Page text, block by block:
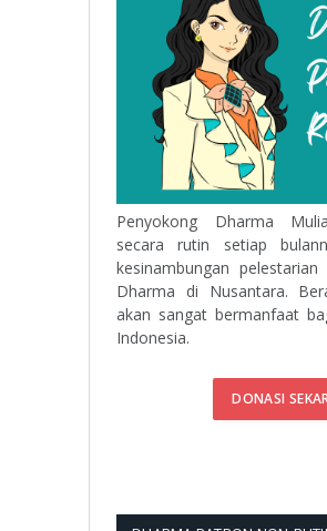
Penyokong Dharma
secara rutin setiap
kesinambungan
Dharma di Nusantara.
akan sangat bermanfaat
Indonesia.
DONASI